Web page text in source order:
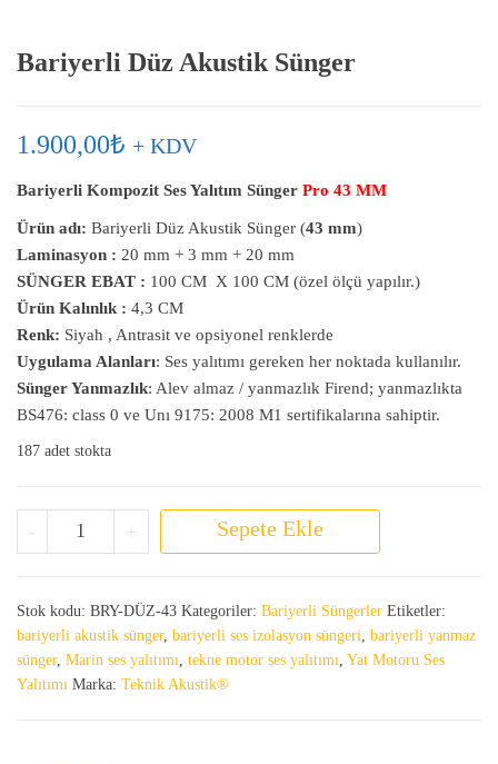
Bariyerli Düz Akustik Sünger
1.900,00₺ + KDV
Bariyerli Kompozit Ses Yalıtım Sünger Pro 43 MM
Ürün adı: Bariyerli Düz Akustik Sünger (43 mm)
Laminasyon : 20 mm + 3 mm + 20 mm
SÜNGER EBAT : 100 CM X 100 CM (özel ölçü yapılır.)
Ürün Kalınlık : 4,3 CM
Renk: Siyah , Antrasit ve opsiyonel renklerde
Uygulama Alanları: Ses yalıtımı gereken her noktada kullanılır.
Sünger Yanmazlık: Alev almaz / yanmazlık Firend; yanmazlıkta
BS476: class 0 ve Unı 9175: 2008 M1 sertifikalarına sahiptir.
187 adet stokta
- Bariyerli Düz Akustik Sünger adet
+ Sepete Ekle
Stok kodu: BRY-DÜZ-43 Kategoriler: Bariyerli Süngerler Etiketler:
bariyerli akustik sünger, bariyerli ses izolasyon süngeri bariyerli yanmaz
sünger, Marin ses yalıtımı tekne motor ses yalıtımı Yat Motoru Ses
Yalıtımı Marka: Teknik Akustik®